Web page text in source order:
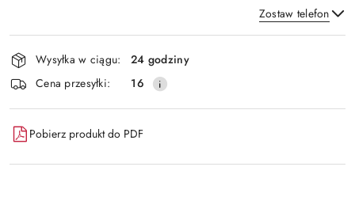
Zostaw telefon
Wyślij
Dostępność
i
dostawa
Wysyłka w ciągu:
24 godziny
Cena przesyłki:
16
Pobierz produkt do PDF